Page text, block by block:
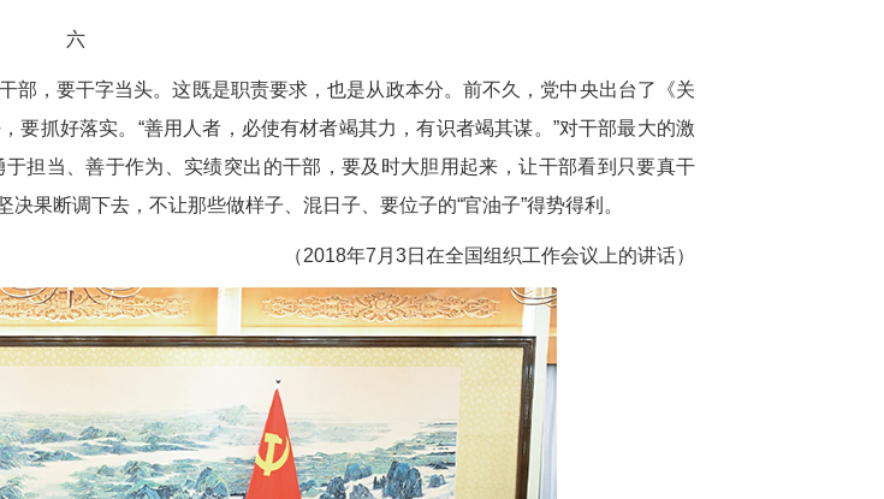
六
部，要干字当头。这既是职责要求，也是从政本分。前不久，党中央出台了《关
抓好落实。“善用人者，必使有材者竭其力，有识者竭其谋。”对干部最大的激
担当、善于作为、实绩突出的干部，要及时大胆用起来，让干部看到只要真干
果断调下去，不让那些做样子、混日子、要位子的“官油子”得势得利。
（2018年7月3日在全国组织工作会议上的讲话）